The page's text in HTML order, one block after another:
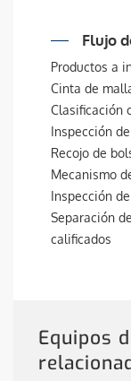
Flujo
Productos a
Cinta de
Clasificación
Inspección
Recojo de
Mecanismo
Inspección
Separación
calificados
Equipos